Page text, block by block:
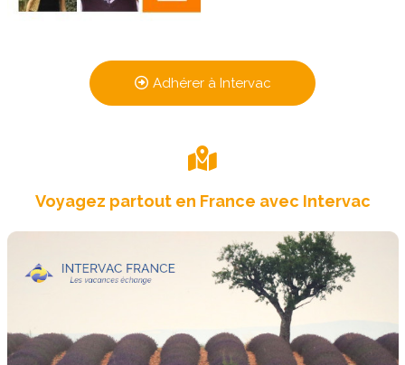
Adhérer à Intervac
Voyagez partout en France avec Intervac